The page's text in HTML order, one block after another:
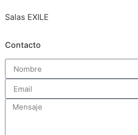
Salas EXILE
Contacto